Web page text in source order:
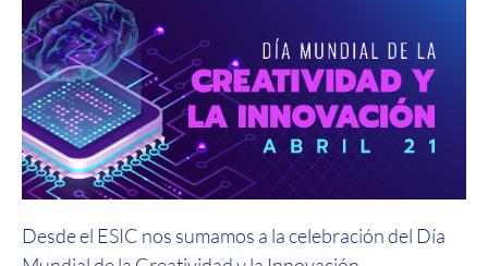
Desde el ESIC nos sumamos a la celebración del Día